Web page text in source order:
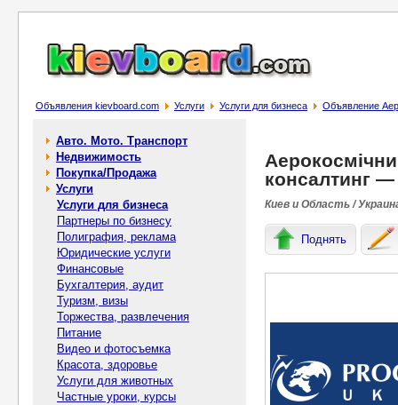
Объявления kievboard.com Услуги Услуги для бизнеса Объявление
Авто. Мото. Транспорт
Недвижимость
Покупка/Продажа
Услуги
Услуги для бизнеса
Партнеры по бизнесу
Полиграфия, реклама
Юридические услуги
Финансовые
Бухгалтерия, аудит
Туризм, визы
Торжества, развлечения
Питание
Видео и фотосъемка
Красота, здоровье
Услуги для животных
Частные уроки, курсы
консалтинг —
Киев и Область /
Поднять